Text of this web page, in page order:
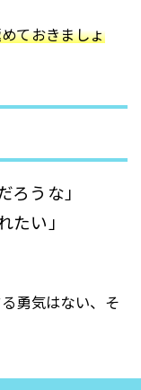
ておきましょ
ろうな」
たい」
勇気はない、そ